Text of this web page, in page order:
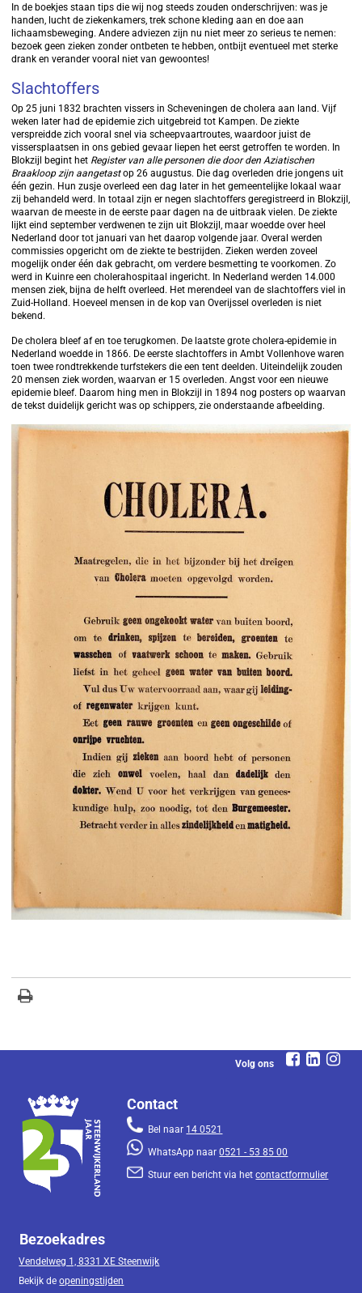
In de boekjes staan tips die wij nog steeds zouden onderschrijven: was je
handen, lucht de ziekenkamers, trek schone kleding aan en doe aan
lichaamsbeweging. Andere adviezen zijn nu niet meer zo serieus te nemen:
bezoek geen zieken zonder ontbeten te hebben, ontbijt eventueel met sterke
drank en verander vooral niet van gewoontes!
Slachtoffers
Op 25 juni 1832 brachten vissers in Scheveningen de cholera aan land. Vijf
weken later had de epidemie zich uitgebreid tot Kampen. De ziekte
verspreidde zich vooral snel via scheepvaartroutes, waardoor juist de
vissersplaatsen in ons gebied gevaar liepen het eerst getroffen te worden. In
Blokzijl begint het Register van alle personen die door den Aziatischen
Braakloop zijn aangetastop 26 augustus. Die dag overleden drie jongens uit
één gezin. Hun zusje overleed een dag later in het gemeentelijke lokaal waar
zij behandeld werd. In totaal zijn er negen slachtoffers geregistreerd in Blokzijl,
waarvan de meeste in de eerste paar dagen na de uitbraak vielen. De ziekte
lijkt eind september verdwenen te zijn uit Blokzijl, maar woedde over heel
Nederland door tot januari van het daarop volgende jaar. Overal werden
commissies opgericht om de ziekte te bestrijden. Zieken werden zoveel
mogelijk onder één dak gebracht, om verdere besmetting te voorkomen. Zo
werd in Kuinre een cholerahospitaal ingericht. In Nederland werden 14.000
mensen ziek, bijna de helft overleed. Het merendeel van de slachtoffers viel in
Zuid-Holland. Hoeveel mensen in de kop van Overijssel overleden is niet
bekend.
De cholera bleef af en toe terugkomen. De laatste grote cholera-epidemie in
Nederland woedde in 1866. De eerste slachtoffers in Ambt Vollenhove waren
toen twee rondtrekkende turfstekers die een tent deelden. Uiteindelijk zouden
20 mensen ziek worden, waarvan er 15 overleden. Angst voor een nieuwe
epidemie bleef. Daarom hing men in Blokzijl in 1894 nog posters op waarvan
de tekst duidelijk gericht was op schippers, zie onderstaande afbeelding.
Volg ons
Contact
Bel naar 14 0521
WhatsApp naar0521 - 53 85 00
Stuur een bericht via hetcontactformulier
Bezoekadres
Vendelweg 1, 8331 XE Steenwijk
Bekijk deopeningstijden